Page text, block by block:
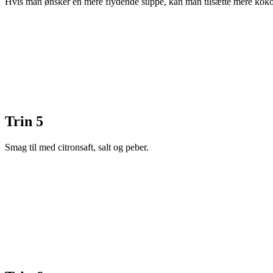
Trin 5
Smag til med citronsaft, salt og peber.